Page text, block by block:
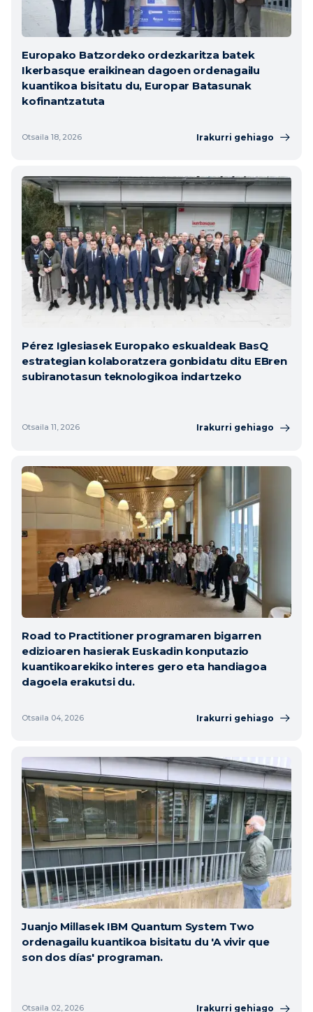
Europako Batzordeko ordezkaritza batek
Ikerbasque eraikinean dagoen ordenagailu
kuantikoa bisitatu du, Europar Batasunak
kofinantzatuta
Otsaila 18, 2026 Irakurri gehiago
Pérez Iglesiasek Europako eskualdeak BasQ
estrategian kolaboratzera gonbidatu ditu EBren
subiranotasun teknologikoa indartzeko
Otsaila 11, 2026 Irakurri gehiago
Road to Practitioner programaren bigarren
edizioaren hasierak Euskadin konputazio
kuantikoarekiko interes gero eta handiagoa
dagoela erakutsi du.
Otsaila 04, 2026 Irakurri gehiago
Juanjo Millasek IBM Quantum System Two
ordenagailu kuantikoa bisitatu du 'A vivir que
son dos días' programan.
Otsaila 02, 2026 Irakurri gehiago